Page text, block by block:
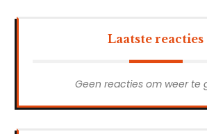
Laatste reacties
Geen reacties om weer te